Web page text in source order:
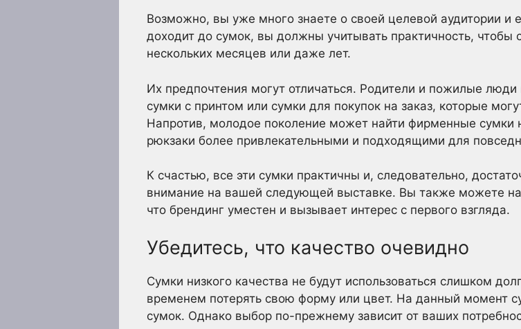
Возможно, вы уже много знаете о своей целевой аудитории и
доходит до сумок, вы должны учитывать практичность, чтобы
нескольких месяцев или даже лет.
Их предпочтения могут отличаться. Родители и пожилые
сумки с принтом или сумки для покупок на заказ, которые
Напротив, молодое поколение может найти фирменные сумки
рюкзаки более привлекательными и подходящими для
К счастью, все эти сумки практичны и, следовательно,
внимание на вашей следующей выставке. Вы также можете
что брендинг уместен и вызывает интерес с первого взгляда.
Убедитесь, что качество очевидно
Сумки низкого качества не будут использоваться слишком
временем потерять свою форму или цвет. На данный момент
сумок. Однако выбор по-прежнему зависит от ваших